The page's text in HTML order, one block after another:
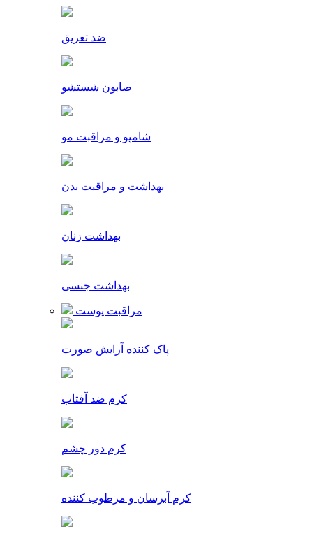
ضد تعریق
صابون شستشو
شامپو و مراقبت مو
بهداشت و مراقبت بدن
بهداشت زنان
بهداشت جنسی
مراقبت پوست
پاک کننده آرایش صورت
کرم ضد آفتاب
کرم دور چشم
کرم آبرسان و مرطوب کننده